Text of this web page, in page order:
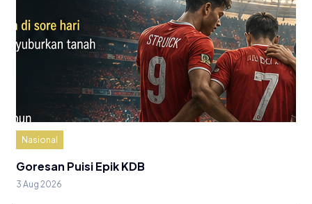
Nasional
Goresan Puisi Epik KDB
3 Aug 2026